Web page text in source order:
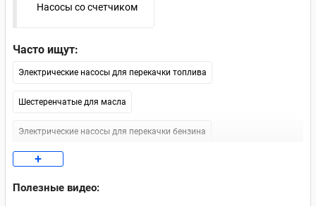
Насосы со счетчиком
Часто ищут:
Электрические насосы для перекачки топлива
Шестеренчатые для масла
Электрические насосы для перекачки бензина
Насосы для дизеля 12В
Электрические насосы для перекачки масла
+
Полезные видео: